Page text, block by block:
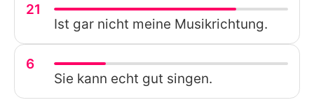
21
Ist gar nicht meine Musikrichtung.
6
Sie kann echt gut singen.